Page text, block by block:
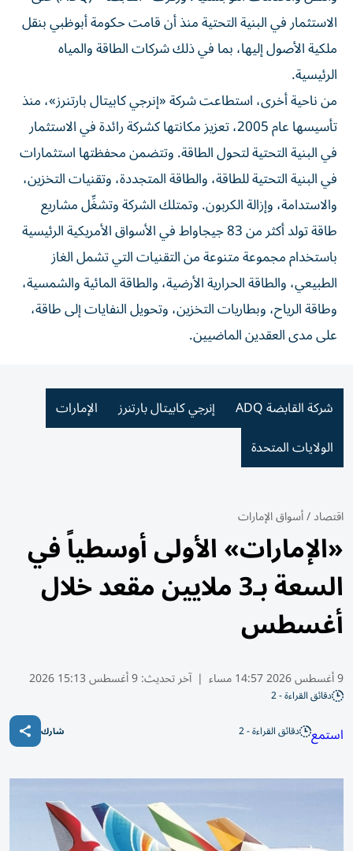
الاستثمار في البنية التحتية منذ أن قامت حكومة أبوظبي بنقل
ملكية الأصول إليها، بما في ذلك شركات الطاقة والمياه
الرئيسية.
من ناحية أخرى، استطاعت شركة «إنرجي كابيتال بارتنرز»، منذ
تأسيسها عام 2005، تعزيز مكانتها كشركة رائدة في الاستثمار
في البنية التحتية لتحول الطاقة. وتتضمن محفظتها استثمارات
في البنية التحتية للطاقة، والطاقة المتجددة، وتقنيات التخزين،
والاستدامة، وإزالة الكربون. وتمتلك الشركة وتشغِّل مشاريع
طاقة تولد أكثر من 83 جيجاواط في الأسواق الأمريكية الرئيسية
باستخدام مجموعة متنوعة من التقنيات التي تشمل الغاز
الطبيعي، والطاقة الحرارية الأرضية، والطاقة المائية والشمسية،
وطاقة الرياح، وبطاريات التخزين، وتحويل النفايات إلى طاقة،
على مدى العقدين الماضيين.
شركة القابضة ADQ إنرجي كابيتال بارتنرز
الإمارات
الولايات المتحدة
اقتصاد/أسواق الإمارات
«الإمارات» الأولى أوسطياً في
السعة بـ3 ملايين مقعد خلال
أغسطس
9 أغسطس 2026 14:57 مساء | آخر تحديث:9 أغسطس 15:13 2026
دقائق القراءة - 2
استمع دقائق القراءة - 2 شارك